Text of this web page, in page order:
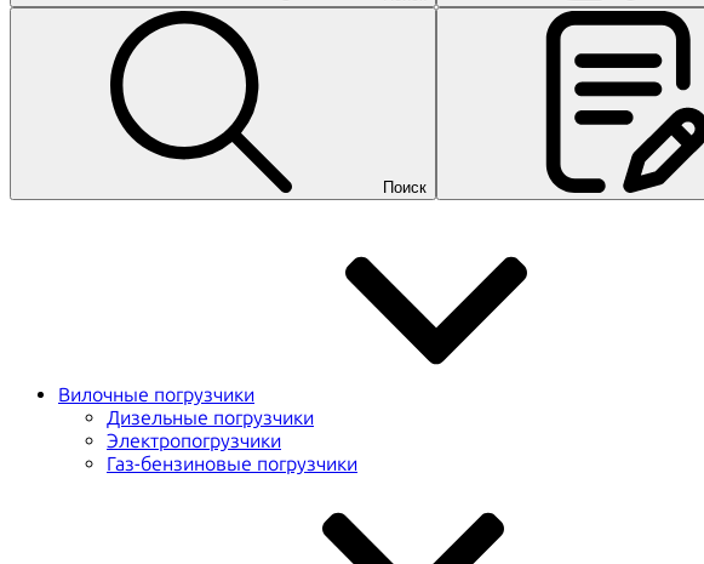
Поиск
Вилочные погрузчики
Дизельные погрузчики
Электропогрузчики
Газ-бензиновые погрузчики